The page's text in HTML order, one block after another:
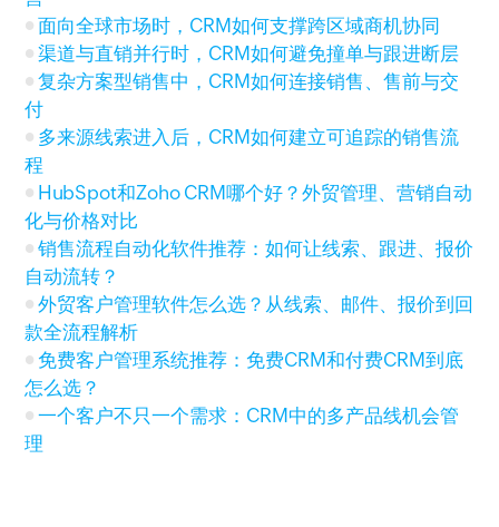
面向全球市场时，CRM如何支撑跨区域商机协同
渠道与直销并行时，CRM如何避免撞单与跟进断层
复杂方案型销售中，CRM如何连接销售、售前与交
付
多来源线索进入后，CRM如何建立可追踪的销售流
程
HubSpot和Zoho CRM哪个好？外贸管理、营销自动
化与价格对比
销售流程自动化软件推荐：如何让线索、跟进、报价
自动流转？
外贸客户管理软件怎么选？从线索、邮件、报价到回
款全流程解析
免费客户管理系统推荐：免费CRM和付费CRM到底
怎么选？
一个客户不只一个需求：CRM中的多产品线机会管
理